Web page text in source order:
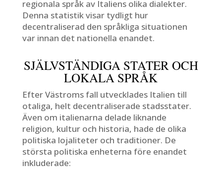
regionala språk av Italiens olika dialekter.
Denna statistik visar tydligt hur
decentraliserad den språkliga situationen
var innan det nationella enandet.
SJÄLVSTÄNDIGA STATER OCH
LOKALA SPRÅK
Efter Västroms fall utvecklades Italien till
otaliga, helt decentraliserade stadsstater.
Även om italienarna delade liknande
religion, kultur och historia, hade de olika
politiska lojaliteter och traditioner. De
största politiska enheterna före enandet
inkluderade: